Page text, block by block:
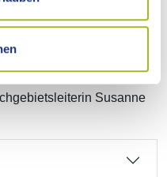
ein Formular zur
externer Link).
Susanne